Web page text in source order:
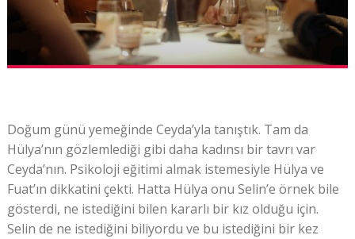
Doğum günü yemeğinde Ceyda’yla tanıştık. Tam da
Hülya’nın gözlemlediği gibi daha kadınsı bir tavrı var
Ceyda’nın. Psikoloji eğitimi almak istemesiyle Hülya ve
Fuat’ın dikkatini çekti. Hatta Hülya onu Selin’e örnek bile
gösterdi, ne istediğini bilen kararlı bir kız olduğu için.
Selin de ne istediğini biliyordu ve bu istediğini bir kez